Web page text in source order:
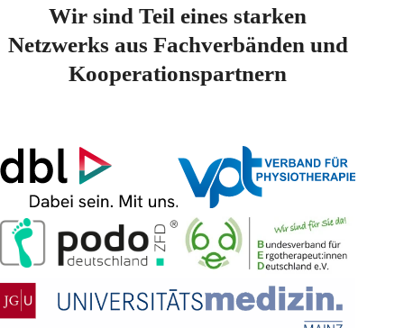
Wir sind Teil eines starken
Netzwerks aus Fachverbänden und
Kooperationspartnern